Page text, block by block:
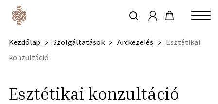
content
keresés
Kezdőlap Szolgáltatások Arckezelés
Esztétikai
konzultáció
Esztétikai konzultáció
Menu